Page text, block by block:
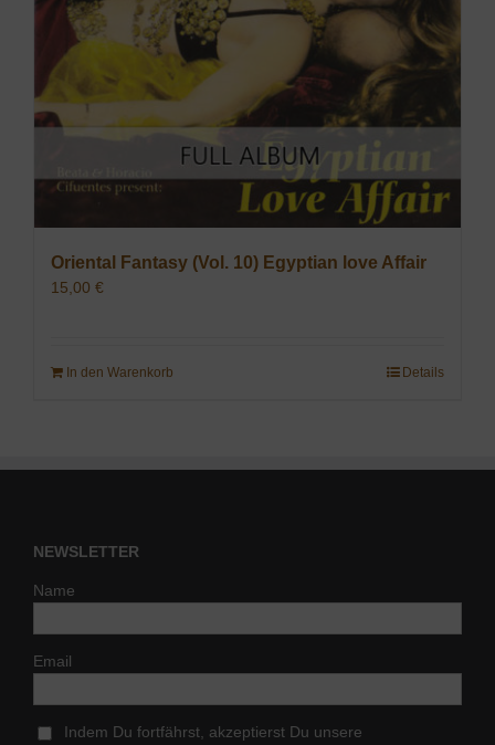
Oriental Fantasy (Vol. 10) Egyptian love Affair
15,00 €
In den Warenkorb Details
NEWSLETTER
Name
Email
Indem Du fortfährst, akzeptierst Du unsere